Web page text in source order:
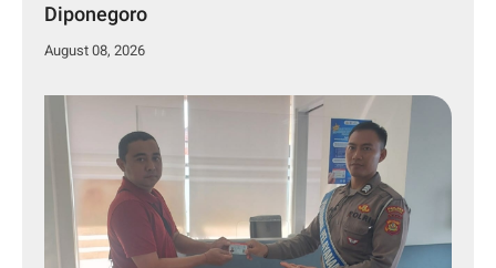
Diponegoro
August 08, 2026